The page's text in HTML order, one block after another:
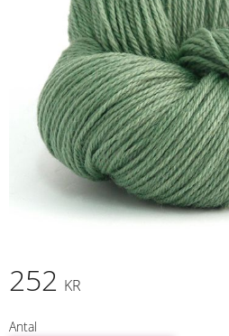
252 KR
Antal